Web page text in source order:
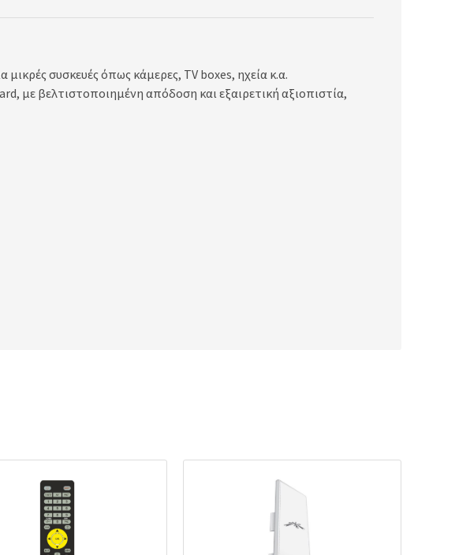
συσκευές όπως κάμερες, TV boxes, ηχεία κ.α.
με βελτιστοποιημένη απόδοση και εξαιρετική αξιοπιστία,